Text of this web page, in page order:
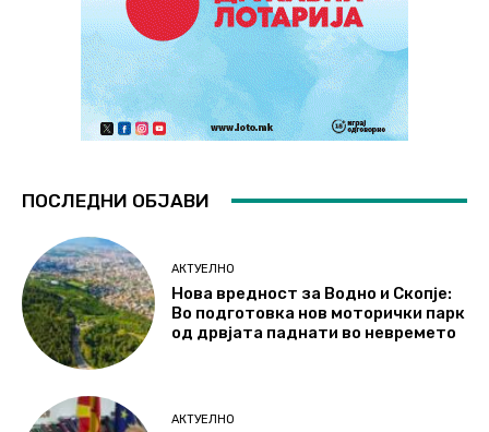
ПОСЛЕДНИ ОБЈАВИ
АКТУЕЛНО
Нова вредност за Водно и Скопје:
Во подготовка нов моторички парк
од дрвјата паднати во невремето
АКТУЕЛНО